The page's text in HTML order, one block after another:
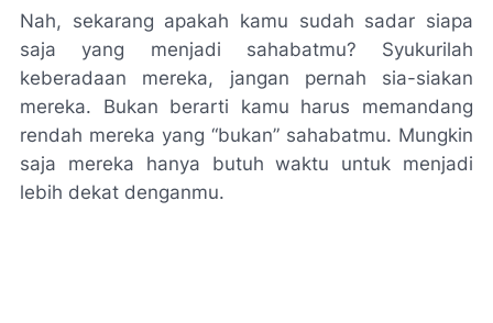
Nah, sekarang apakah kamu sudah sadar siapa
saja yang menjadi sahabatmu? Syukurilah
keberadaan mereka, jangan pernah sia-siakan
mereka. Bukan berarti kamu harus memandang
rendah mereka yang “bukan” sahabatmu. Mungkin
saja mereka hanya butuh waktu untuk menjadi
lebih dekat denganmu.